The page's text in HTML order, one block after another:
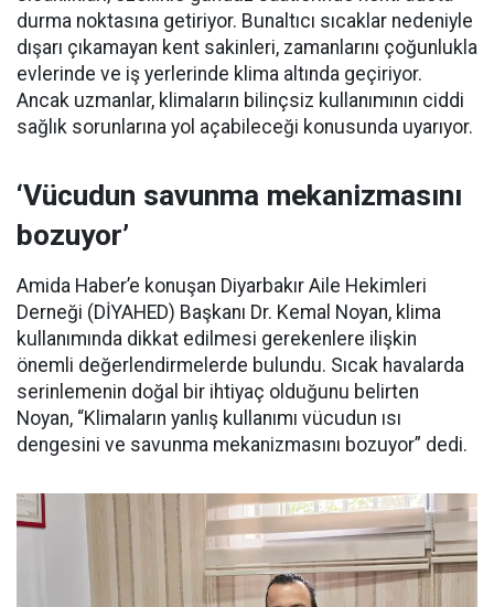
durma noktasına getiriyor. Bunaltıcı sıcaklar nedeniyle
dışarı çıkamayan kent sakinleri, zamanlarını çoğunlukla
evlerinde ve iş yerlerinde klima altında geçiriyor.
Ancak uzmanlar, klimaların bilinçsiz kullanımının ciddi
sağlık sorunlarına yol açabileceği konusunda uyarıyor.
‘Vücudun savunma mekanizmasını
bozuyor’
Amida Haber’e konuşan Diyarbakır Aile Hekimleri
Derneği (DİYAHED) Başkanı Dr. Kemal Noyan, klima
kullanımında dikkat edilmesi gerekenlere ilişkin
önemli değerlendirmelerde bulundu. Sıcak havalarda
serinlemenin doğal bir ihtiyaç olduğunu belirten
Noyan, “Klimaların yanlış kullanımı vücudun ısı
dengesini ve savunma mekanizmasını bozuyor” dedi.